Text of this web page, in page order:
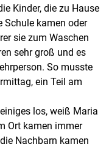
Kinder, die zu Hause
Schule kamen oder
sie zum Waschen
sehr groß und es
So musste
ein Teil am
los, weiß Maria
Ort kamen immer
Nachbarn kamen